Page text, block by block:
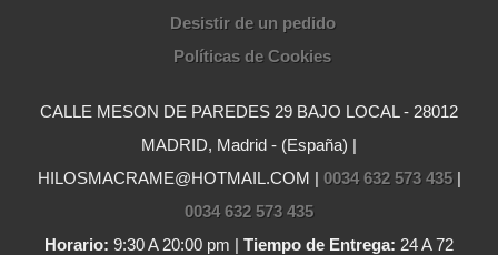
Desistir de un pedido
Políticas de Cookies
CALLE MESON DE PAREDES 29 BAJO LOCAL - 28012
MADRID, Madrid - (España) |
HILOSMACRAME@HOTMAIL.COM | 0034 632 573 435|
0034 632 573 435
Horario: 9:30 A 20:00 pm | Tiempo de Entrega: 24 A 72